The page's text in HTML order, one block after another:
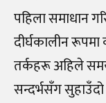
पहिला समाधान
दीर्घकालीन
तर्कहरू अहिले
सन्दर्भसँग